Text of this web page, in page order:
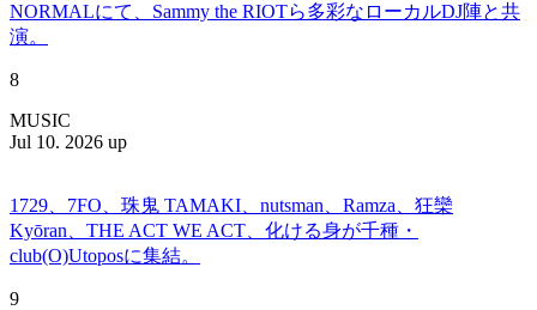
NORMALにて、Sammy the RIOTら多彩なローカルDJ陣と共
演。
8
MUSIC
Jul 10. 2026 up
1729、7FO、珠鬼 TAMAKI、nutsman、Ramza、狂欒
Kyōran、THE ACT WE ACT、化ける身が千種・
club(O)Utoposに集結。
9